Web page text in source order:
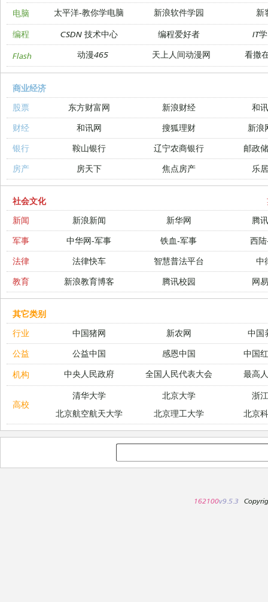
电脑 太平洋-教你学电脑 新浪软件学园 新
编程 CSDN 技术中心 编程爱好者 IT
Flash 动漫465 天上人间动漫网 看撒
商业经济
股票
东方财富网 新浪财经
和
财经
和讯网 搜狐理财
新浪
银行
鞍山银行 辽宁农商银行
邮政
房产
房天下 焦点房产 乐
社会文化
新闻
新浪新闻 新华网
腾
军事
中华网-军事 铁血-军事
西
法律
法律快车 智慧普法平台
中
教育
新浪教育博客 腾讯校园 网
其它类别
行业
中国猪网 新农网
中国
公益
公益中国 感恩中国 中国
机构 中央人民政府 全国人民代表大会 最高
高校
清华大学 北京大学
浙
北京航空航天大学
北京理工大学 北京
162100v9.5.3